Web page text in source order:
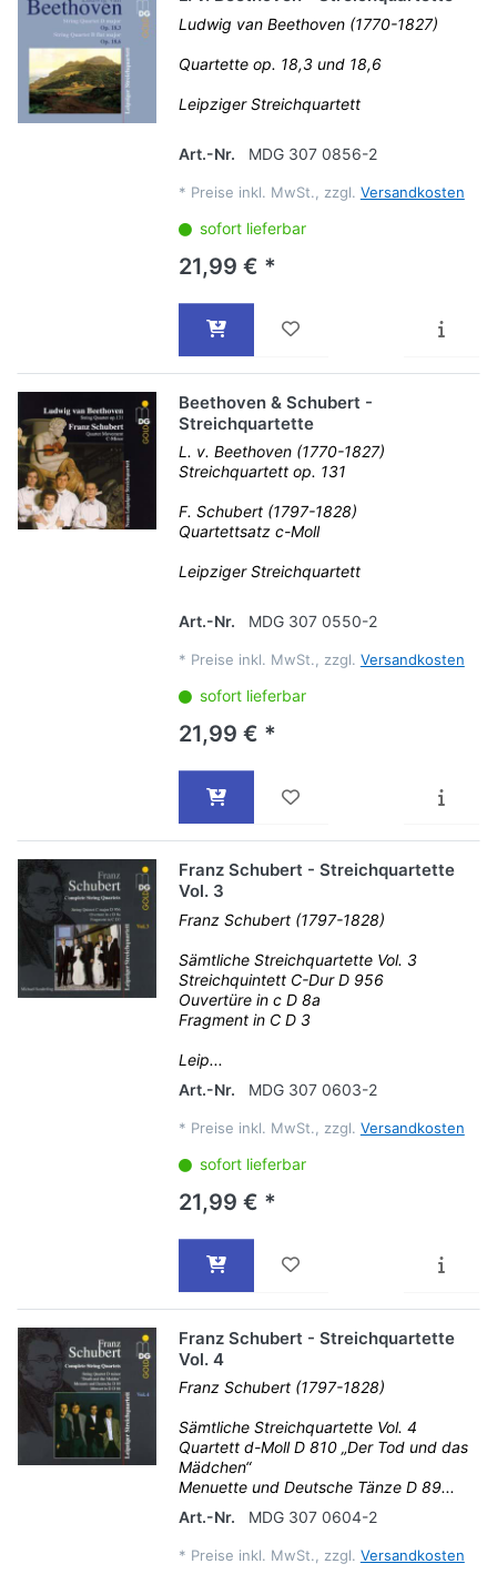
Ludwig van Beethoven (1770-1827)
Quartette op. 18,3 und 18,6
Leipziger Streichquartett
Art.-Nr. MDG 307 0856-2
* Preise inkl. MwSt., zzgl. Versandkosten
sofort lieferbar
21,99 € *
Beethoven & Schubert -
Streichquartette
L. v. Beethoven (1770-1827)
Streichquartett op. 131
F. Schubert (1797-1828)
Quartettsatz c-Moll
Leipziger Streichquartett
Art.-Nr. MDG 307 0550-2
* Preise inkl. MwSt., zzgl. Versandkosten
sofort lieferbar
21,99 € *
Franz Schubert - Streichquartette
Vol. 3
Franz Schubert (1797-1828)
Sämtliche Streichquartette Vol. 3
Streichquintett C-Dur D 956
Ouvertüre in c D 8a
Fragment in C D 3
Leip...
Art.-Nr.
MDG 307 0603-2
* Preise inkl. MwSt., zzgl. Versandkosten
sofort lieferbar
21,99 € *
Franz Schubert - Streichquartette
Vol. 4
Franz Schubert (1797-1828)
Sämtliche Streichquartette Vol. 4
Quartett d-Moll D 810 „Der Tod und das
Mädchen“
Menuette und Deutsche Tänze D 89...
Art.-Nr.
MDG 307 0604-2
* Preise inkl. MwSt., zzgl. Versandkosten